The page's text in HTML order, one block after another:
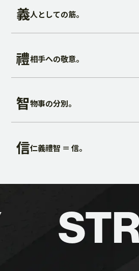
義人としての筋。
禮相手への敬意。
智物事の分別。
信仁義禮智 ＝ 信。